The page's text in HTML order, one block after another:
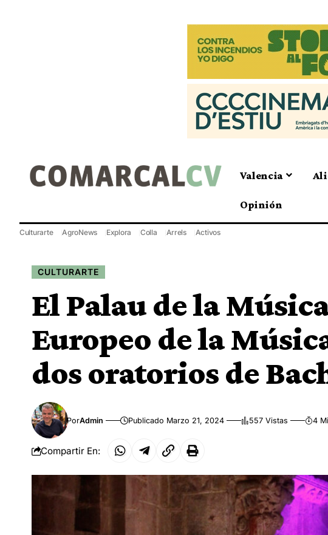
Valencia
Opinión
Culturarte AgroNews Explora Colla Arrels Activos
CULTURARTE
El Palau de la
Europeo de la
dos oratorios de
PorAdmin Publicado Marzo 21, 2024 557 Vistas 4
Compartir En: